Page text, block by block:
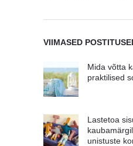
VIIMASED
Mida võtta
praktilised
Lastetoa
unistuste